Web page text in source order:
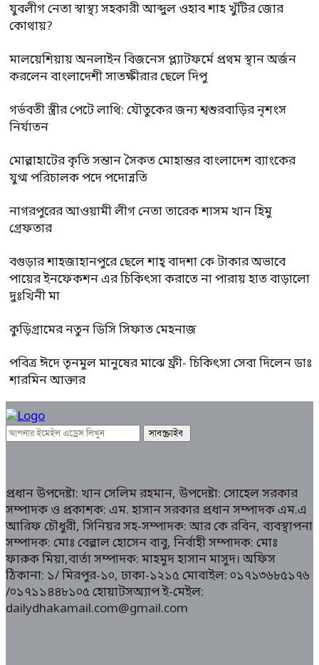
যুবলীগ নেতা স্বাস্থ্য সহকারী আব্দুল ওহাব শাহ খুঁটির জোর
কোথায়?
মালয়েশিয়ায় অনলাইন বিজনেস প্ল্যাটফর্মে প্রথম স্থান অর্জন
করলেন বাংলাদেশী সাতক্ষীরার ছেলে দিপু
গর্ভবতী স্ত্রীর পেটে লাথি: যৌতুকের জন্য শ্বশুরবাড়ির নৃশংস
নির্যাতন
মোল্লাহাটের কৃতি সন্তান সৈকত মোহান্তর বাংলাদেশ ব্যাংকের
যুগ্ম পরিচালক পদে পদোন্নতি
নাগরপুরের আওয়ামী লীগ নেতা তারেক শাসম খান হিমু
গ্রেফতার
বগুড়ার শাহজাহানপুরে ছেলে শাহ্ বাদশা কে টাকার অভাবে
পায়ের ইনফেকশন এর চিকিৎসা করাতে না পারায় হাত বাড়ালো
দুঃখিনী মা
কুড়িগ্রামের নতুন ডিসি সিফাত মেহনাজ
পবিত্র ঈদে তৃনমুল মানুষের মাঝে ফ্রী- চিকিৎসা সেবা দিলেন ডাঃ
শারমিন আক্তার
প্রধান উপদেষ্টা: খান সেলিম রহমান, উপদেষ্টা: সোহেল সরকার
সম্পাদক ও প্রকাশক: এম. হাসান সরকার প্রধান সম্পাদক এম.এ
আরিফ চৌধুরী, সিনিয়র সহ-সম্পাদক: আর কে রবিন, ব্যবস্থাপনা
সম্পাদক: মোঃ বেল্লাল হোসেন বাবু, নির্বাহী সম্পাদক: মোঃ
ফারুক মিয়া,বার্তা সম্পাদক: মাহমুদ হাসান মাসুদ। অফিস
ঠিকানা: ১/ মিরপুর-১০, ঢাকা-১২১৫ মোবাইল: ০১৭১৩৬৮৫১৭৬
/০১৭১১৪৪৮১০৫ হোয়াটসঅ্যাপ ই-মেইল:
dailydhakamail.com@gmail.com